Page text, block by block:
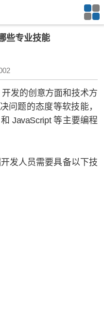
些专业技能
发的创意方面和技术方
问题的态度等软技能，
JavaScript 等主要编程
发人员需要具备以下技